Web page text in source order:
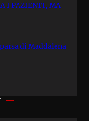
I PAZIENTI, MA
di Maddalena